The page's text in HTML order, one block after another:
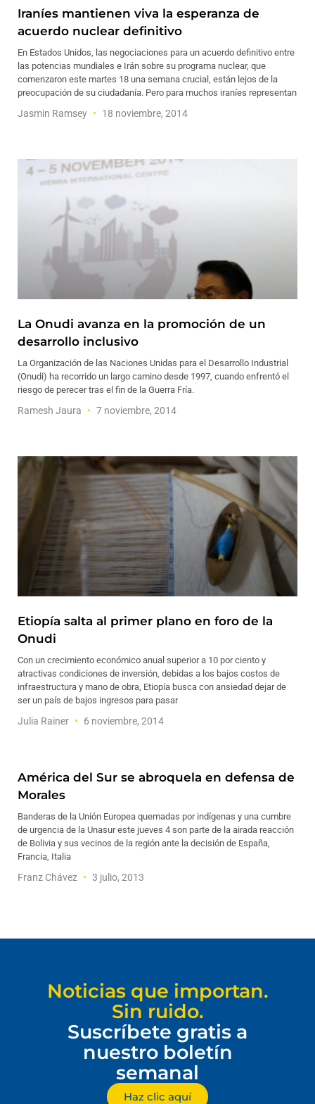
Iraníes mantienen viva la esperanza de
acuerdo nuclear definitivo
En Estados Unidos, las negociaciones para un acuerdo definitivo entre
las potencias mundiales e Irán sobre su programa nuclear, que
comenzaron este martes 18 una semana crucial, están lejos de la
preocupación de su ciudadanía. Pero para muchos iraníes representan
Jasmin Ramsey 18 noviembre, 2014
La Onudi avanza en la promoción de un
desarrollo inclusivo
La Organización de las Naciones Unidas para el Desarrollo Industrial
(Onudi) ha recorrido un largo camino desde 1997, cuando enfrentó el
riesgo de perecer tras el fin de la Guerra Fría.
Ramesh Jaura 7 noviembre, 2014
Etiopía salta al primer plano en foro de la
Onudi
Con un crecimiento económico anual superior a 10 por ciento y
atractivas condiciones de inversión, debidas a los bajos costos de
infraestructura y mano de obra, Etiopía busca con ansiedad dejar de
ser un país de bajos ingresos para pasar
Julia Rainer 6 noviembre, 2014
América del Sur se abroquela en defensa de
Morales
Banderas de la Unión Europea quemadas por indígenas y una cumbre
de urgencia de la Unasur este jueves 4 son parte de la airada reacción
de Bolivia y sus vecinos de la región ante la decisión de España,
Francia, Italia
Franz Chávez 3 julio, 2013
Noticias que importan.
Sin ruido.
Suscríbete gratis a
nuestro boletín
semanal
Haz clic aquí